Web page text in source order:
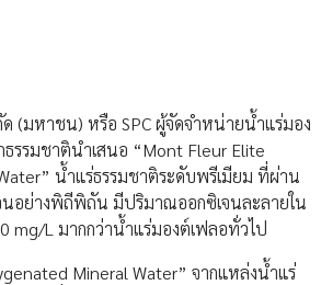
มหาชน) หรือ SPC ผู้จัดจำหน่ายน้ำแร่มอง
รรมชาตินำเสนอ “Mont Fleur Elite
น้ำแร่ธรรมชาติระดับพรีเมียม ที่ผ่าน
นอย่างพิถีพิถัน มีปริมาณออกซิเจนละลายใน
mg/L มากกว่าน้ำแร่มองต์เฟลอทั่วไป
Mineral Water” จากแหล่งน้ำแร่